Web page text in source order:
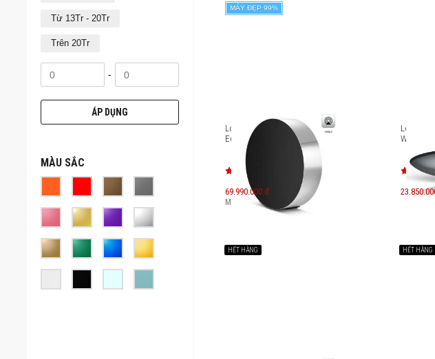
Từ 13Tr - 20Tr
Trên 20Tr
-
ÁP DỤNG
MÀU SẮC
MÁY ĐẸP 99%
Loa không dây B&O Beosound
Edge
69.990.000 đ
Máy mới: 116.060.000đ
Loa
Wilkins
HẾT HÀNG HẾT HÀNG